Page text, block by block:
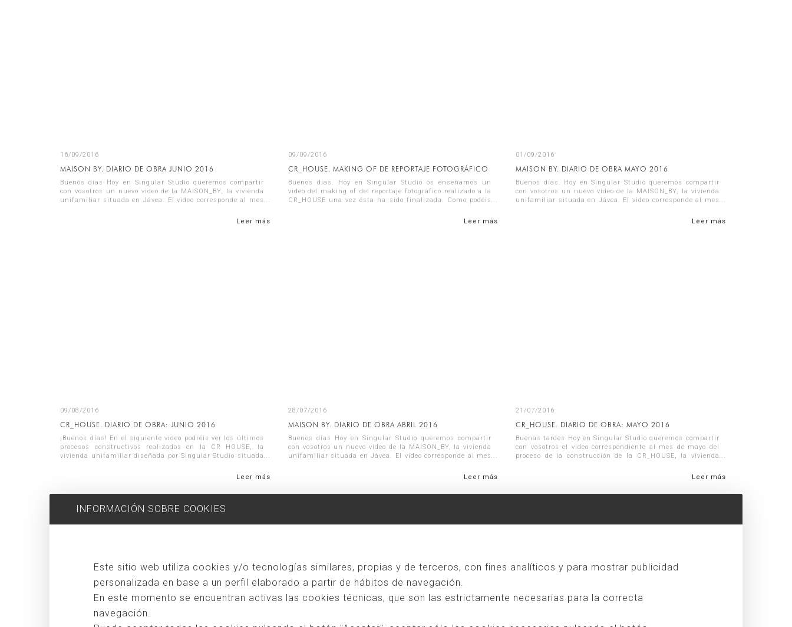
16/09/2016
MAISON BY. DIARIO DE OBRA JUNIO 2016
Buenos días Hoy en Singular Studio queremos compartir
con vosotros un nuevo video de la MAISON_BY, la vivienda
unifamiliar situada en Jávea. El video corresponde al mes
Leer más
09/09/2016
CR_HOUSE. MAKING OF DE REPORTAJE FOTOGRÁFICO
Buenos días. Hoy en Singular Studio os enseñamos un
video del making of del reportaje fotográfico realizado a la
CR_HOUSE una vez ésta ha sido finalizada. Como podéis
Leer más
01/09/2016
MAISON BY. DIARIO DE OBRA MAYO 2016
Buenos días. Hoy en Singular Studio queremos compartir
con vosotros un nuevo video de la MAISON_BY, la vivienda
unifamiliar situada en Jávea. El video corresponde al mes
Leer más
09/08/2016
CR_HOUSE. DIARIO DE OBRA: JUNIO 2016
¡Buenos días! En el siguiente video podréis ver los últimos
procesos constructivos realizados en la CR HOUSE, la
vivienda unifamiliar diseñada por Singular Studio situada
Leer más
28/07/2016
MAISON BY. DIARIO DE OBRA ABRIL 2016
Buenos días Hoy en Singular Studio queremos compartir
con vosotros un nuevo video de la MAISON_BY, la vivienda
unifamiliar situada en Jávea. El video corresponde al mes
Leer más
21/07/2016
CR_HOUSE. DIARIO DE OBRA: MAYO 2016
Buenas tardes Hoy en Singular Studio queremos compartir
con vosotros el video correspondiente al mes de mayo del
proceso de la construcción de la CR_HOUSE, la vivienda
Leer más
INFORMACIÓN SOBRE COOKIES
Este sitio web utiliza cookies y/o tecnologías similares, propias y de terceros, con fines analíticos y para mostrar publicidad
personalizada en base a un perfil elaborado a partir de hábitos de navegación.
En este momento se encuentran activas las cookies técnicas, que son las estrictamente necesarias para la correcta
navegación.